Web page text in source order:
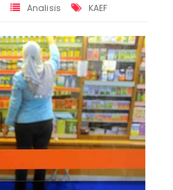
Analisis KAEF